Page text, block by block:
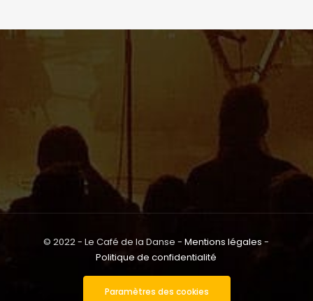
© 2022 - Le Café de la Danse -Mentions légales -
Politique de confidentialité
Paramètres des cookies